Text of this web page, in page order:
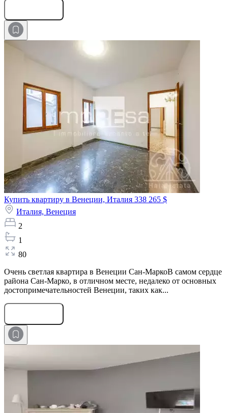
Купить квартиру в Венеции, Италия 338 265 $
Италия, Венеция
2
1
80
Очень светлая квартира в Венеции Сан-МаркоВ самом сердце
района Сан-Марко, в отличном месте, недалеко от основных
достопримечательностей Венеции, таких как...